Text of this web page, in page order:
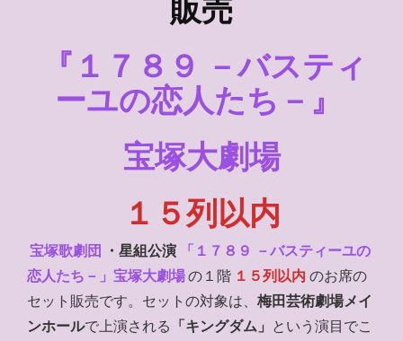
販売
『１７８９ －バスティ
ーユの恋人たち－』
宝塚大劇場
１５列以内
宝塚歌劇団 ・星組公演
「１７８９ －バスティーユの
恋人たち－」宝塚大劇場の１階 １５列以内 のお席の
セット販売です。セットの対象は、 梅田芸術劇場メイ
ンホールで上演される 「キングダム」 という演目でこ